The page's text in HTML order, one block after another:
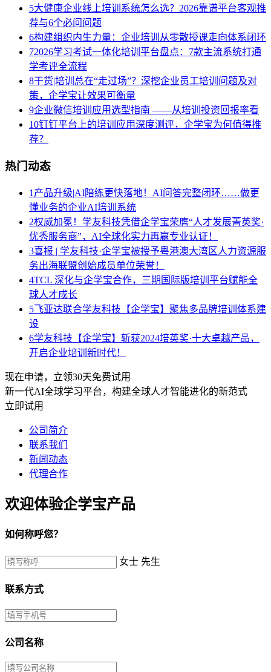
5大健康企业线上培训系统怎么选？2026靠谱平台客观推
荐与6个必问问题
6构建组织内生力量：企业培训从零散授课走向体系闭环
72026学习考试一体化培训平台盘点：7款主流系统打通
学考评全流程
8干货|培训总在“走过场”？深挖企业员工培训问题及对
策，企学宝让效果可衡量
9企业微信培训应用选型指南 ——从培训投资回报率看
10钉钉平台上的培训应用深度测评，企学宝为何值得推
荐？
热门动态
1 产品升级|AI陪练更快落地！AI问答完整闭环……做更
懂业务的企业AI培训系统
2权威加冕！学友科技凭借企学宝荣膺“人才发展菁英奖·
优秀服务商”，AI全球化实力再赢专业认证！
3喜报 | 学友科技·企学宝被授予粤港澳大湾区人力资源服
务出海联盟创始成员单位荣誉！
4TCL 深化与企学宝合作，三期国际版培训平台赋能全
球人才成长
5飞亚达联合学友科技【企学宝】聚焦多品牌培训体系建
设
6学友科技【企学宝】斩获2024培英奖·十大卓越产品，
开启企业培训新时代！
现在申请，立领30天免费试用
新一代AI全球学习平台，构建全球人才智能进化的新范式
立即试用
公司简介
联系我们
新闻动态
代理合作
欢迎体验企学宝产品
如何称呼您？
女士 先生
联系方式
公司名称